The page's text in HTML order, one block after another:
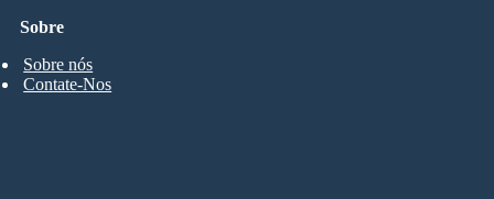
Sobre
Sobre nós
Contate-Nos